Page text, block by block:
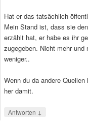
Hat er das tatsächlich
Mein Stand ist, dass sie
erzählt hat, er habe es ihr
zugegeben. Nicht mehr und
weniger..
Wenn du da andere Quellen
her damit.
Antworten ↓